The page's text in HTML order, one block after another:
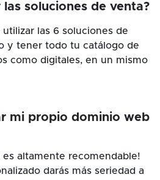
soluciones de venta?
las 6 soluciones de
y tener todo tu catálogo de
como digitales, en un mismo
mi propio dominio web
es altamente recomendable!
darás más seriedad a